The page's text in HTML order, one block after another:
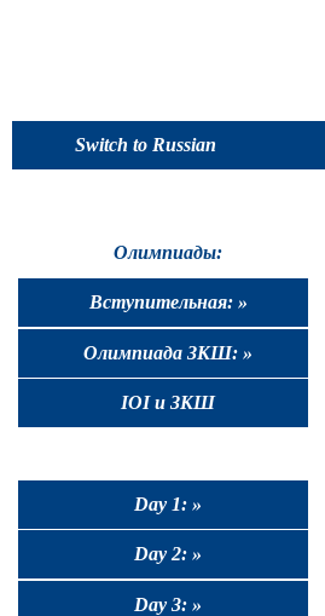
Switch to Russian
Олимпиады:
Вступительная: »
Олимпиада ЗКШ: »
IOI и ЗКШ
Day 1: »
Day 2: »
Day 3: »